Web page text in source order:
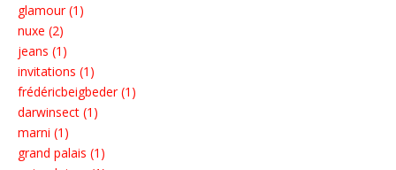
glamour (1)
nuxe (2)
jeans (1)
invitations (1)
frédéricbeigbeder (1)
darwinsect (1)
marni (1)
grand palais (1)